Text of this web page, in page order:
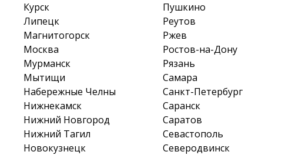
Курск
Липецк
Магнитогорск
Москва
Мурманск
Мытищи
Набережные Челны
Нижнекамск
Нижний Новгород
Нижний Тагил
Новокузнецк
Пушкино
Реутов
Ржев
Ростов-на-Дону
Рязань
Самара
Санкт-Петербург
Саранск
Саратов
Севастополь
Северодвинск